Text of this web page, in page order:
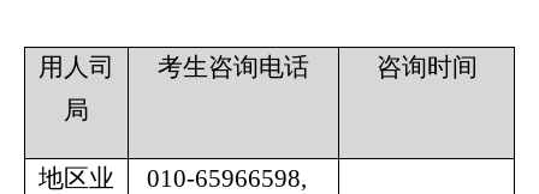
用人司
局
考生咨询电话 咨询时间
地区业
010-65966598,